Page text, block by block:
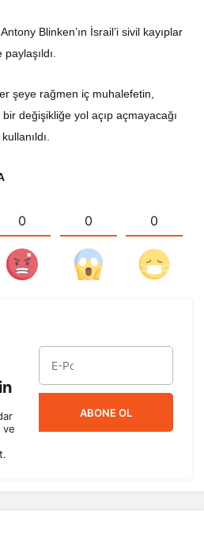
Blinken’ın İsrail’i sivil kayıplar
şeye rağmen iç muhalefetin,
değişikliğe yol açıp açmayacağı
0 0 0
ve
ABONE OL